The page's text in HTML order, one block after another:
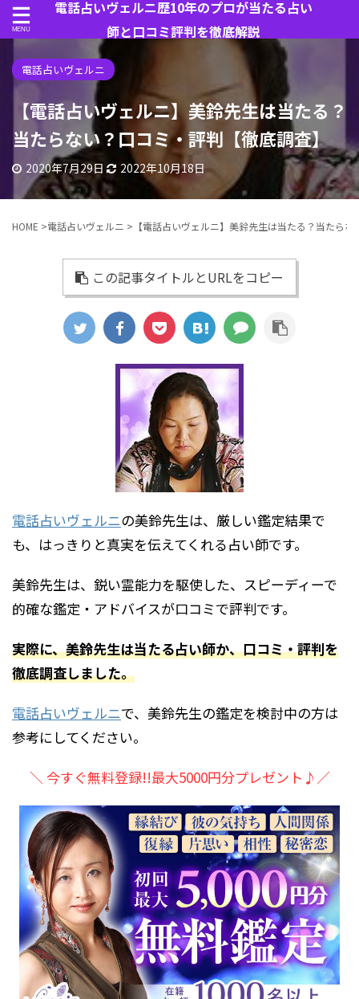
電話占いヴェルニ歴10年のプロが当たる占い
師と口コミ評判を徹底解説
電話占いヴェルニ
【電話占いヴェルニ】美鈴先生は当たる？
当たらない？口コミ・評判【徹底調査】
2020年7月29日 2022年10月18日
HOME >電話占いヴェルニ > 【電話占いヴェルニ】美鈴先生は当たる？当たら
この記事タイトルとURLをコピー
電話占いヴェルニの美鈴先生は、厳しい鑑定結果で
も、はっきりと真実を伝えてくれる占い師です。
美鈴先生は、鋭い霊能力を駆使した、スピーディーで
的確な鑑定・アドバイスが口コミで評判です。
実際に、美鈴先生は当たる占い師か、口コミ・評判を
徹底調査しました。
電話占いヴェルニで、美鈴先生の鑑定を検討中の方は
参考にしてください。
＼ 今すぐ無料登録!!最大5000円分プレゼント♪／